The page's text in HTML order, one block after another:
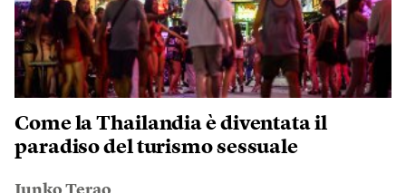
Come la Thailandia è diventata il
paradiso del turismo sessuale